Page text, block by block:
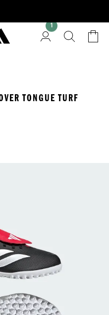
1
TONGUE TURF